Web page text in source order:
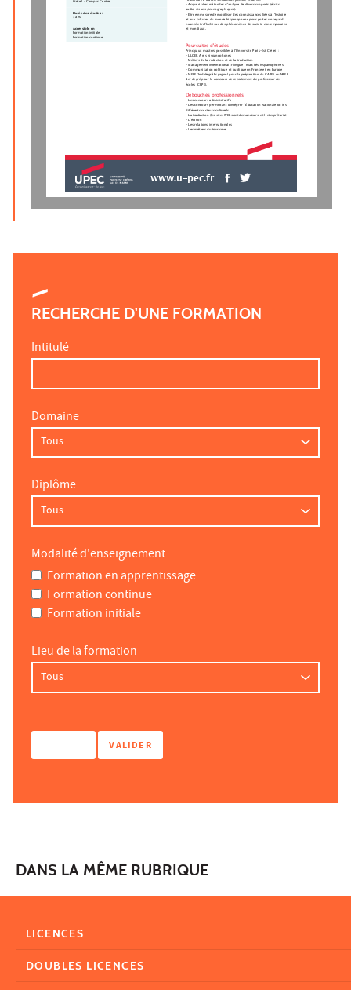
- Acquérir des méthodes d'analyse de divers supports (écrits,
audio-visuels, iconographiques).
- Etre en mesure de mobiliser des connaissances liées à l'histoire
et aux cultures du monde hispanophone pour porter un regard
nuancé et réfléchi sur des phénomènes de société contemporains
et mondiaux.
Poursuites d'études
Principaux masters possibles à l’Université Paris-Est Créteil :
- LLCER Aires hispanophones
- Métiers de la rédaction et de la traduction
- Management international trilingue : marchés hispanophones
- Communication politique et publique en France et en Europe
- MEEF 2nd degré Espagnol pour la préparation du CAPES ou MEEF
1er degré pour le concours de recrutement de professeur des
écoles (CRPE).
Débouchés professionnels
- Les concours administratifs
- Les concours permettant d'intégrer l’Éducation Nationale ou les
différents secteurs culturels
- La traduction (les sites WEB sont demandeurs) et l'interprétariat
- L'édition
- Les relations internationales
- Les métiers du tourisme
Créteil - Campus Centre
Durée des études :
3 ans
Accessible en :
Formation initiale,
Formation continue
www.u-pec.fr
RECHERCHE D'UNE FORMATION
Intitulé
Domaine
Diplôme
Modalité d'enseignement
Formation en apprentissage
Formation continue
Formation initiale
Lieu de la formation
DANS LA MÊME RUBRIQUE
LICENCES
DOUBLES LICENCES